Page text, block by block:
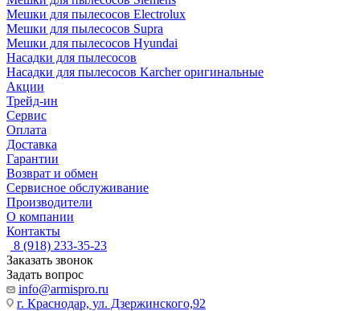
Мешки для пылесосов Electrolux
Мешки для пылесосов Supra
Мешки для пылесосов Hyundai
Насадки для пылесосов
Насадки для пылесосов Karcher оригинальные
Акции
Трейд-ин
Сервис
Оплата
Доставка
Гарантии
Возврат и обмен
Сервисное обслуживание
Производители
О компании
Контакты
8 (918) 233-35-23
Заказать звонок
Задать вопрос
info@armispro.ru
г. Краснодар, ул. Дзержинского,92